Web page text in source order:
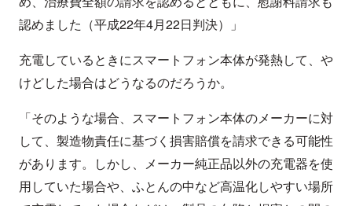
認めました（平成22年4月22日判決）」
充電しているときにスマートフォン本体が発熱して、や
けどした場合はどうなるのだろうか。
「そのような場合、スマートフォン本体のメーカーに対
して、製造物責任に基づく損害賠償を請求できる可能性
があります。しかし、メーカー純正品以外の充電器を使
用していた場合や、ふとんの中など高温化しやすい場所